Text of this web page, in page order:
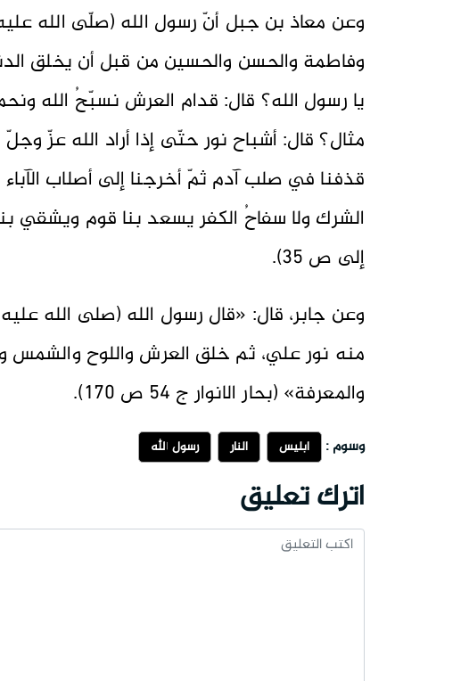
وعن معاذ بن جبل أنّ رسول الله (صلّى الله
وفاطمة والحسن والحسين من قبل أن يخلق
يا رسول الله؟ قال: قدام العرش نسبّحُ الله
مثال؟ قال: أشباح نور حتّى إذا أراد الله عزّ
قذفنا في صلب آدم ثمّ أخرجنا إلى أصلاب
إلى ص 35).
وعن جابر، قال: «قال رسول الله (صلى الله
منه نور علي، ثم خلق العرش واللوح والشمس
والمعرفة» (بحار الانوار ج 54 ص 170).
وسوم : ابليس النار رسول الله
اترك تعليق